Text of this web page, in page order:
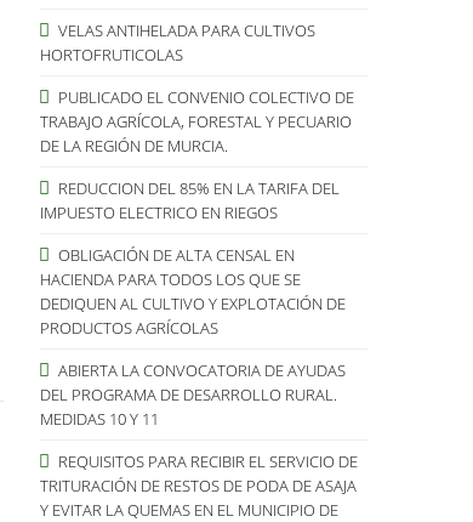
VELAS ANTIHELADA PARA CULTIVOS
HORTOFRUTICOLAS
PUBLICADO EL CONVENIO COLECTIVO DE
TRABAJO AGRÍCOLA, FORESTAL Y PECUARIO
DE LA REGIÓN DE MURCIA.
REDUCCION DEL 85% EN LA TARIFA DEL
IMPUESTO ELECTRICO EN RIEGOS
OBLIGACIÓN DE ALTA CENSAL EN
HACIENDA PARA TODOS LOS QUE SE
DEDIQUEN AL CULTIVO Y EXPLOTACIÓN DE
PRODUCTOS AGRÍCOLAS
ABIERTA LA CONVOCATORIA DE AYUDAS
DEL PROGRAMA DE DESARROLLO RURAL.
MEDIDAS 10 Y 11
REQUISITOS PARA RECIBIR EL SERVICIO DE
TRITURACIÓN DE RESTOS DE PODA DE ASAJA
Y EVITAR LA QUEMAS EN EL MUNICIPIO DE